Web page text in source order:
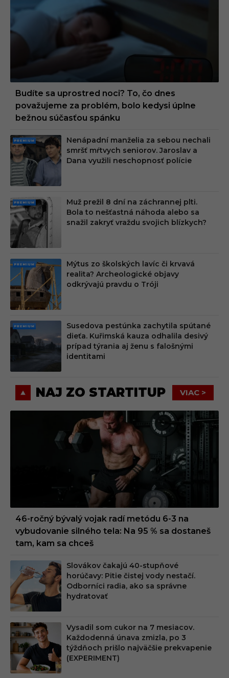
UM
Budíte sa uprostred noci? To, čo dnes
považujeme za problém, bolo kedysi úplne
bežnou súčasťou spánku
PRE
MIU
M
Nenápadní manželia za sebou nechali
smršť mŕtvych seniorov. Jaroslav a
Dana využili neschopnosť polície
PRE
MIU
M
Muž prežil 8 dní na záchrannej plti.
Bola to nešťastná náhoda alebo sa
snažil zakryť vraždu svojich blízkych?
PRE
MIU
M
Mýtus zo školských lavíc či krvavá
realita? Archeologické objavy
odkrývajú pravdu o Tróji
PRE
MIU
Susedova pestúnka zachytila spútané
dieťa. Kuřimská kauza odhalila desivý
prípad týrania aj ženu s falošnými
identitami
NAJ ZO STARTITUP VIAC >
46-ročný bývalý vojak radí metódu 6-3 na
vybudovanie silného tela: Na 95 % sa dostaneš
tam, kam sa chceš
Slovákov čakajú 40-stupňové
horúčavy: Pitie čistej vody nestačí.
Odborníci radia, ako sa správne
hydratovať
Vysadil som cukor na 7 mesiacov.
Každodenná únava zmizla, po 3
týždňoch prišlo najväčšie prekvapenie
(EXPERIMENT)